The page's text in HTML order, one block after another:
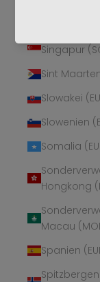
Singapur
Sint
Slowakei
Slowenien
Somalia
Hongkong
Macau
Spanien